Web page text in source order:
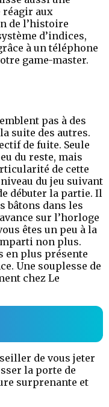
réagir aux
de l’histoire
d’indices,
à un téléphone
game-master.
pas à des
suite des autres.
de fuite. Seule
du reste, mais
de cette
du jeu suivant
débuter la partie. Il
bâtons dans les
sur l’horloge
êtes un peu à la
non plus.
en plus présente
Une souplesse de
chez Le
de vous jeter
la porte de
surprenante et